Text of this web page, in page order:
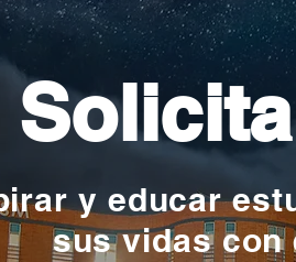
y educar
sus vidas con